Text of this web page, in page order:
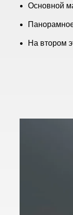
Основной
На втором